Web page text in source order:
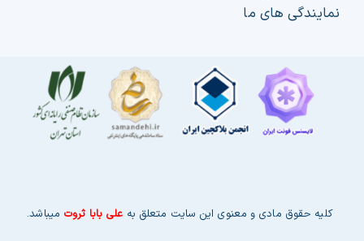
نمایندگی های ما
کلیه حقوق مادی و معنوی این سایت متعلق به علی بابا ثروت میباشد.